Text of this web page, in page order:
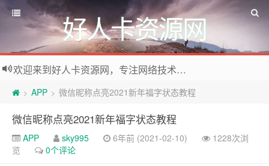
好人卡资源网
欢迎来到好人卡资源网，专注网络技术资源收集，我们不仅是网络资源的搬运工，也生产原创资源。寻找资源请留言或关注公众号:烈日下的男人
> APP > 微信昵称点亮2021新年福字状态教程
微信昵称点亮2021新年福字状态教程
APP sky995 6年前 (2021-02-10)
1228次浏
览
0个评论